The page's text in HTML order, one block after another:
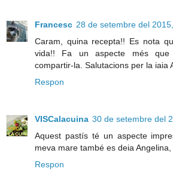
Francesc 28 de setembre del
Caram, quina recepta!! Es nota
vida!! Fa un aspecte més que
compartir-la. Salutacions per la iaia
Respon
VISCalacuina 30 de setembre del
Aquest pastís té un aspecte
meva mare també es deia
Respon